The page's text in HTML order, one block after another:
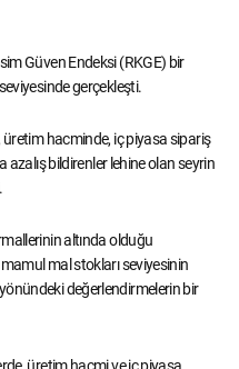
Güven Endeksi (RKGE) bir
gerçekleşti.
hacminde, iç piyasa sipariş
bildirenler lehine olan seyrin
altında olduğu
mal stokları seviyesinin
değerlendirmelerin bir